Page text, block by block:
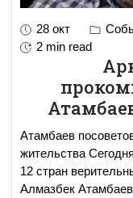
28 окт
2 min read
Атамбаев
жительства Сегодня, 27 октября, на вручении послами
12 стран
Алмазбек